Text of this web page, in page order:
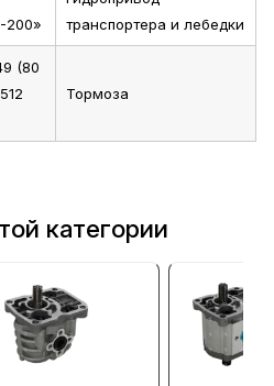
200»
транспортера и лебедки
(80
Тормоза
категории